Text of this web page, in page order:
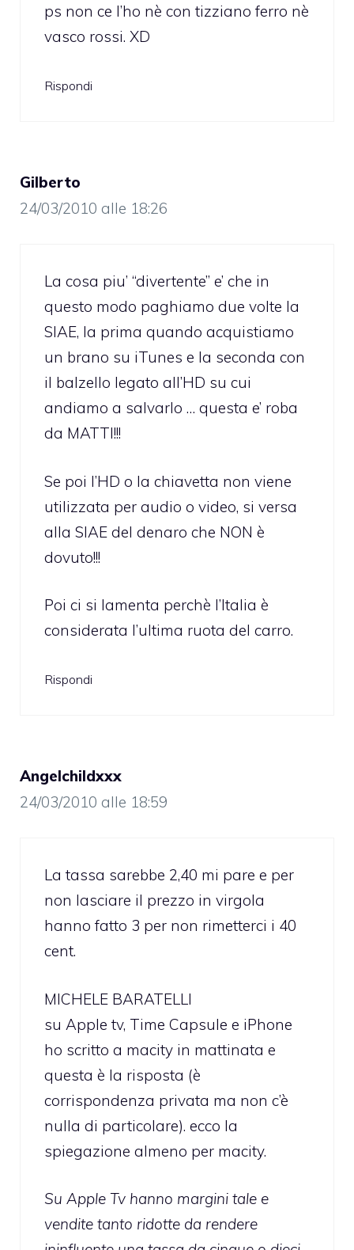
ps non ce l’ho nè con tizziano ferro nè
vasco rossi. XD
Rispondi
Gilberto
24/03/2010 alle 18:26
La cosa piu’ “divertente” e’ che in
questo modo paghiamo due volte la
SIAE, la prima quando acquistiamo
un brano su iTunes e la seconda con
il balzello legato all’HD su cui
andiamo a salvarlo … questa e’ roba
da MATTI!!!
Se poi l’HD o la chiavetta non viene
utilizzata per audio o video, si versa
alla SIAE del denaro che NON è
dovuto!!!
Poi ci si lamenta perchè l’Italia è
considerata l’ultima ruota del carro.
Rispondi
Angelchildxxx
24/03/2010 alle 18:59
La tassa sarebbe 2,40 mi pare e per
non lasciare il prezzo in virgola
hanno fatto 3 per non rimetterci i 40
cent.
MICHELE BARATELLI
su Apple tv, Time Capsule e iPhone
ho scritto a macity in mattinata e
questa è la risposta (è
corrispondenza privata ma non c’è
nulla di particolare). ecco la
spiegazione almeno per macity.
Su Apple Tv hanno margini tale e
vendite tanto ridotte da rendere